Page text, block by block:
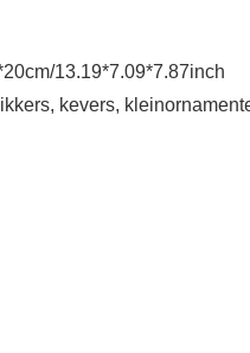
13.19*7.09*7.87inch
kevers,